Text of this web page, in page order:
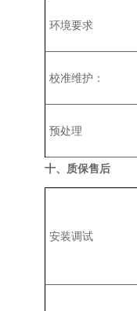
‌环境要求
‌校准维护‌：
预处理
十、质保售后
安装调试